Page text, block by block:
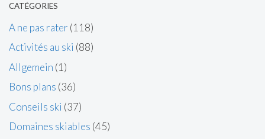
CATÉGORIES
A ne pas rater (118)
Activités au ski (88)
Allgemein (1)
Bons plans (36)
Conseils ski (37)
Domaines skiables (45)